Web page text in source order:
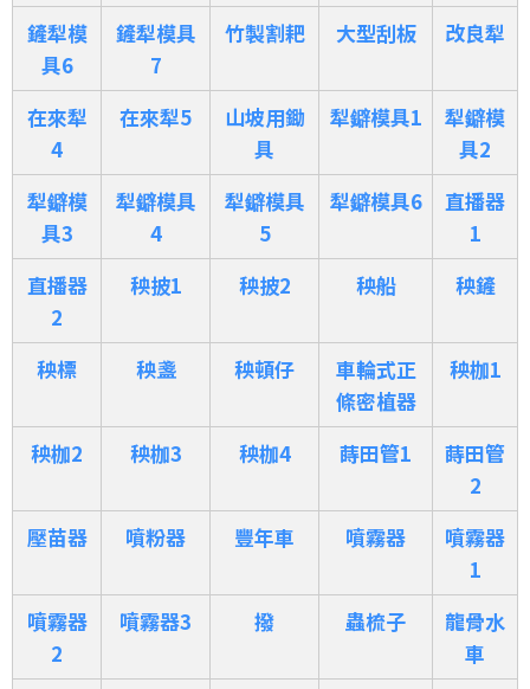
鏟犁模
具6
鏟犁模具
7
竹製割耙 大型刮板 改良犁
在來犁
4
在來犁5
山坡用鋤
具
犁鐴模具1
犁鐴模
具2
犁鐴模
具3
犁鐴模具
4
犁鐴模具
5
犁鐴模具6
直播器
1
直播器
2
秧披1 秧披2 秧船 秧鏟
秧標 秧盞 秧頓仔
車輪式正
條密植器
秧枷1
秧枷2 秧枷3 秧枷4 蒔田管1
蒔田管
2
壓苗器
噴粉器 豐年車 噴霧器
噴霧器
1
噴霧器
2
噴霧器3 撥 蟲梳子
龍骨水
車